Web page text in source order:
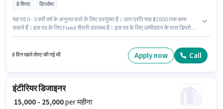
डे शिफ्ट डिप्लोमा
यह पद 0 - 5 वर्षो वर्ष के अनुभव वाले के लिए उपयुक्त है। आप प्रति माह ₹22000 तक कमा
सकते हैं। इस पद के लिए Fixed सैलरी उपलब्ध है। इस पद के लिए उम्मीदवार के पास डिप्लोमा
अतिरिक्त लाभ जैसे इंश्योरेंस, PF, अकॉमोडेशन भी मिलेंगे।
8 दिन पहले पोस्ट की गई थी Apply now Call
इंटीरियर डिजाइनर
₹ 15,000 - 25,000per महीना